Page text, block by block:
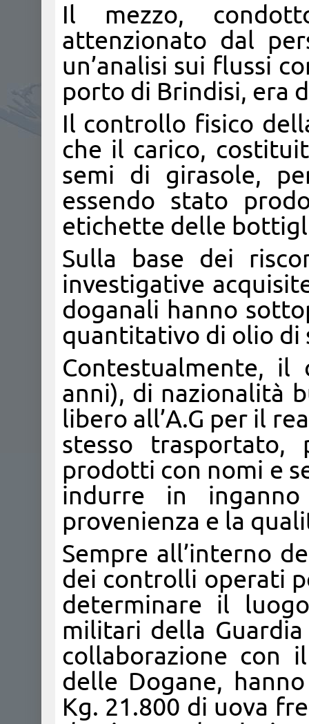
Il mezzo,
attenzionato dal
un’analisi sui flussi
porto di Brindisi, era
Il controllo fisico
che il carico,
semi di girasole,
essendo stato
etichette delle
Sulla base dei
investigative
doganali hanno
quantitativo di olio di
Contestualmente, il
anni), di nazionalità
libero all’A.G per il
stesso trasportato,
prodotti con nomi e
indurre in
provenienza e la
Sempre all’interno
dei controlli operati
determinare il
militari della
collaborazione con
delle Dogane,
Kg. 21.800 di uova